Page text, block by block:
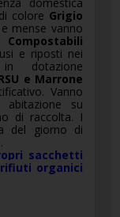
colore Grigio
mense vanno
e riposti nei
dotazione
e Marrone
Vanno
su
di raccolta. I
del giorno di
sacchetti
organici